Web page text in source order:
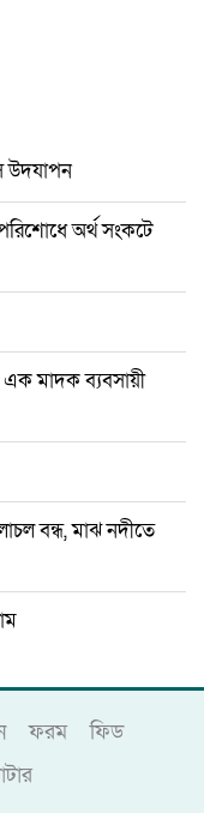
উদযাপন
অর্থ সংকটে
মাদক ব্যবসায়ী
বন্ধ, মাঝ নদীতে
ফরম
ফিড